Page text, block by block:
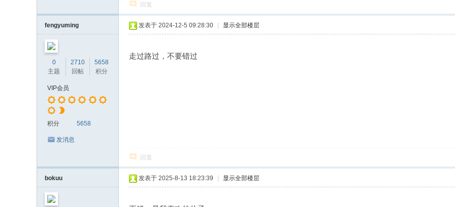
回复
fengyuming
0
主题
2710
回帖
5658
积分
VIP会员
积分 5658
发消息
发表于 2024-12-5 09:28:30 显示全部楼层
走过路过，不要错过
回复
bokuu 发表于 2025-8-13 18:23:39 显示全部楼层